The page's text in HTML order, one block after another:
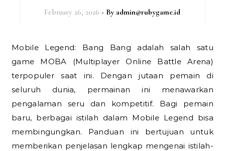
February 26, 2026 - By admin@rubygame.id
Mobile Legend: Bang Bang adalah salah satu
game MOBA (Multiplayer Online Battle Arena)
terpopuler saat ini. Dengan jutaan pemain di
seluruh dunia, permainan ini menawarkan
pengalaman seru dan kompetitif. Bagi pemain
baru, berbagai istilah dalam Mobile Legend bisa
membingungkan. Panduan ini bertujuan untuk
memberikan penjelasan lengkap mengenai istilah-